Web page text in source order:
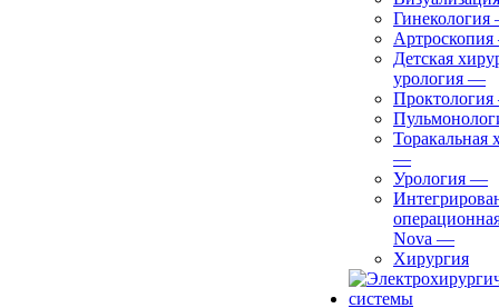
Гинекология
Артроскопия
Детская
урология —
Проктология
Торакальная
—
Урология —
Nova —
Хирургия